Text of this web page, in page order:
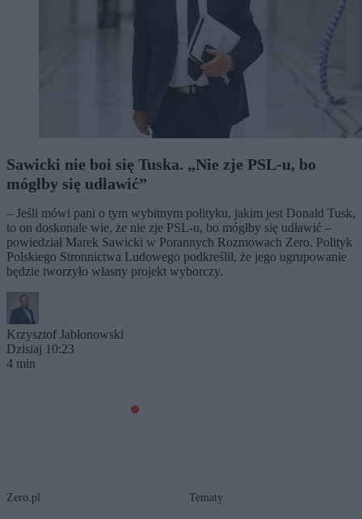
Sawicki nie boi się Tuska. „Nie zje PSL-u, bo
mógłby się udławić”
– Jeśli mówi pani o tym wybitnym polityku, jakim jest Donald Tusk,
to on doskonale wie, że nie zje PSL-u, bo mógłby się udławić –
powiedział Marek Sawicki w Porannych Rozmowach Zero. Polityk
Polskiego Stronnictwa Ludowego podkreślił, że jego ugrupowanie
będzie tworzyło własny projekt wyborczy.
Krzysztof Jabłonowski
Dzisiaj 10:23
4 min
Zero.pl Tematy